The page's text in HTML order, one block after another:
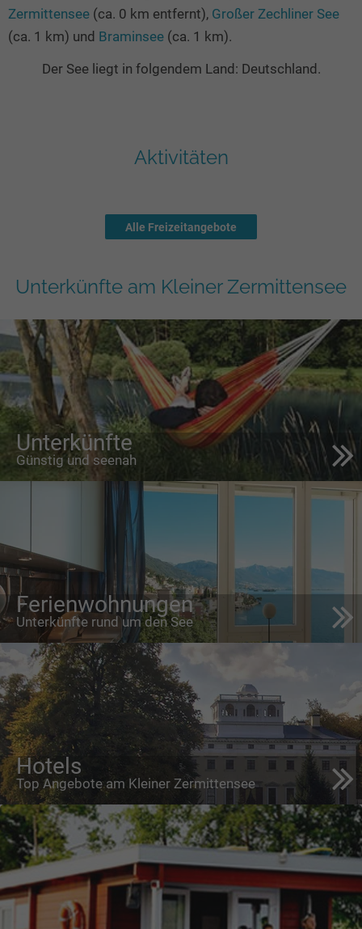
Zermittensee (ca. 0 km entfernt), Großer Zechliner See
(ca. 1 km) und Braminsee (ca. 1 km).
Der See liegt in folgendem Land: Deutschland.
Aktivitäten
Alle Freizeitangebote
Unterkünfte am Kleiner Zermittensee
Unterkünfte
Günstig und seenah
Ferienwohnungen
Unterkünfte rund um den See
Hotels
Top Angebote am Kleiner Zermittensee